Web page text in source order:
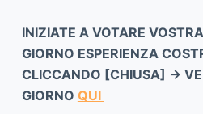
INIZIATE A VOTARE
GIORNO ESPERIENZA
CLICCANDO [CHIUSA] ->
GIORNO QUI